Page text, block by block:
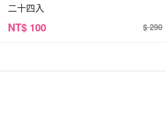
二十四入
NT$ 100 $ 290